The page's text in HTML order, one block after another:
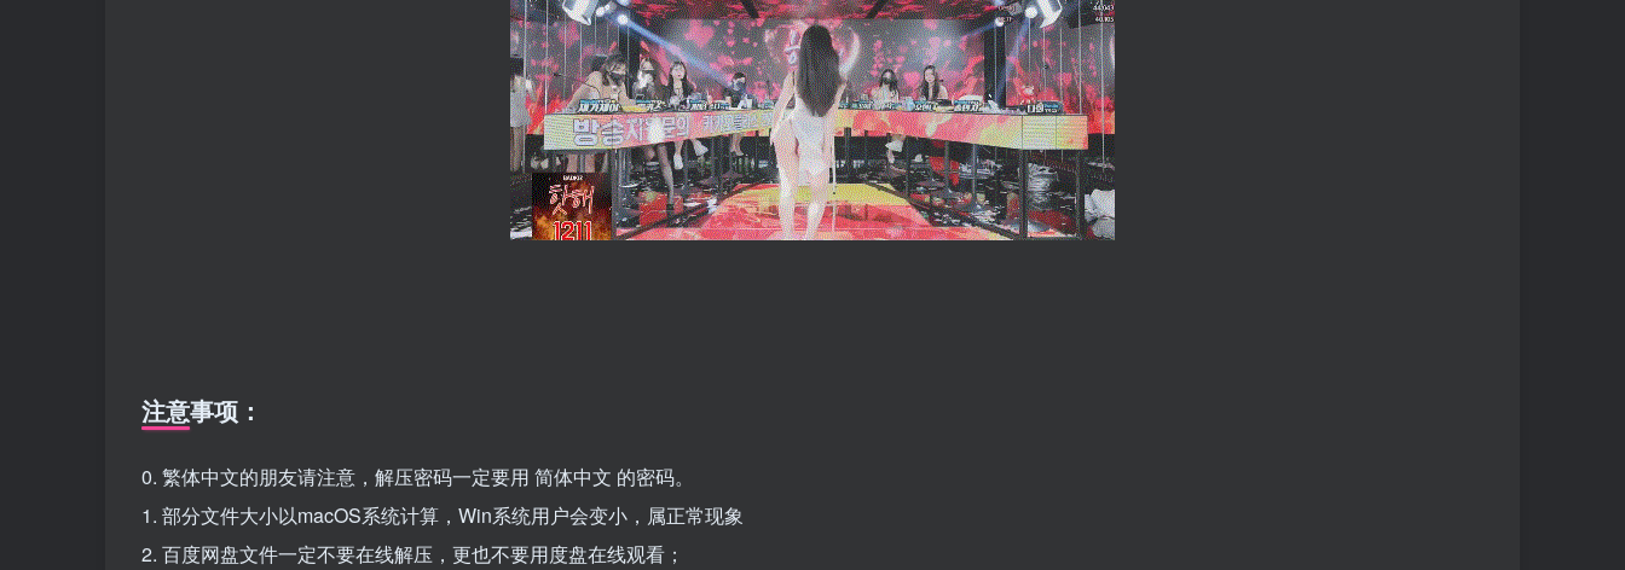
注意事项：
0. 繁体中文的朋友请注意，解压密码一定要用 简体中文 的密码。
1. 部分文件大小以macOS系统计算，Win系统用户会变小，属正常现象
2. 百度网盘文件一定不要在线解压，更也不要用度盘在线观看；